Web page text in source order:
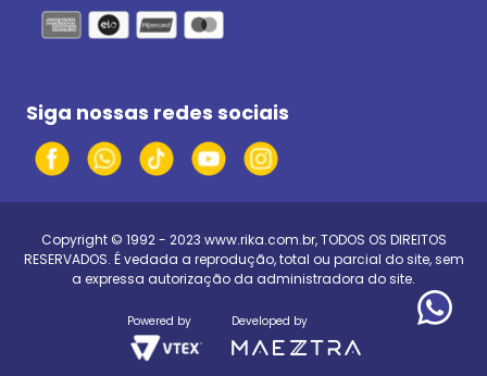
Siga nossas redes sociais
Copyright © 1992 - 2023 www.rika.com.br, TODOS OS DIREITOS
RESERVADOS. É vedada a reprodução, total ou parcial do site, sem
a expressa autorização da administradora do site.
Powered by Developed by